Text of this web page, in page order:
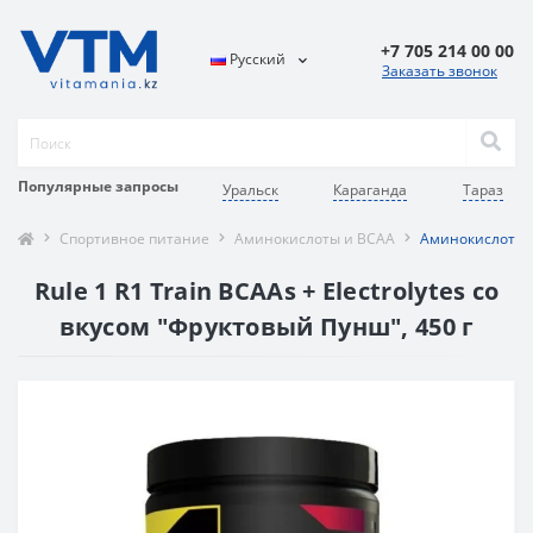
Популярные запросы Уральск Караганда Тараз
Русский +7 705 214 00 00
Заказать звонок
Спортивное питание Аминокислоты и BCAA
Rule 1 R1 Train BCAAs + Electrolytes со
вкусом "Фруктовый Пунш", 450 г